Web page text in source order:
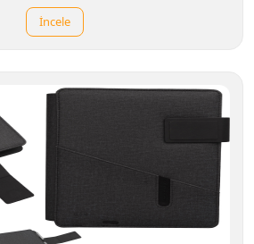
İncele